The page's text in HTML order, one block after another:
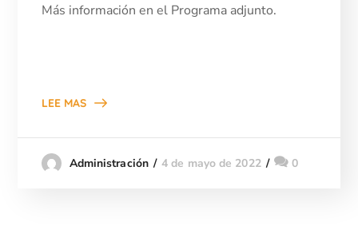
Más información en el Programa adjunto.
LEE MAS
Administración 4 de mayo de 2022 0